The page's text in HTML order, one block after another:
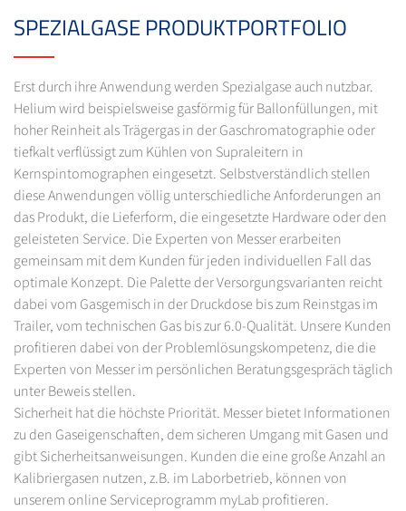
SPEZIALGASE PRODUKTPORTFOLIO
Erst durch ihre Anwendung werden Spezialgase auch nutzbar.
Helium wird beispielsweise gasförmig für Ballonfüllungen, mit
hoher Reinheit als Trägergas in der Gaschromatographie oder
tiefkalt verflüssigt zum Kühlen von Supraleitern in
Kernspintomographen eingesetzt. Selbstverständlich stellen
diese Anwendungen völlig unterschiedliche Anforderungen an
das Produkt, die Lieferform, die eingesetzte Hardware oder den
geleisteten Service. Die Experten von Messer erarbeiten
gemeinsam mit dem Kunden für jeden individuellen Fall das
optimale Konzept. Die Palette der Versorgungsvarianten reicht
dabei vom Gasgemisch in der Druckdose bis zum Reinstgas im
Trailer, vom technischen Gas bis zur 6.0-Qualität. Unsere Kunden
profitieren dabei von der Problemlösungskompetenz, die die
Experten von Messer im persönlichen Beratungsgespräch täglich
unter Beweis stellen.
Sicherheit hat die höchste Priorität. Messer bietet Informationen
zu den Gaseigenschaften, dem sicheren Umgang mit Gasen und
gibt Sicherheitsanweisungen. Kunden die eine große Anzahl an
Kalibriergasen nutzen, z.B. im Laborbetrieb, können von
unserem online Serviceprogramm myLab profitieren.